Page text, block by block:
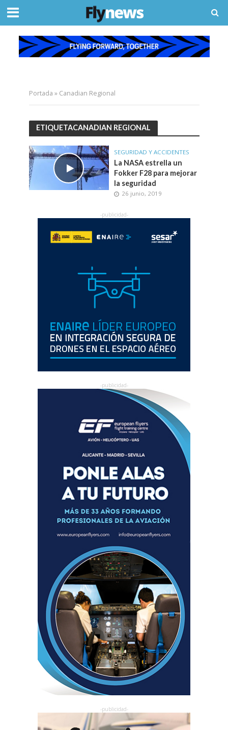
Portada » Canadian Regional
ETIQUETACANADIAN REGIONAL
SEGURIDAD Y ACCIDENTES
La NASA estrella un
Fokker F28 para mejorar
la seguridad
26 junio, 2019